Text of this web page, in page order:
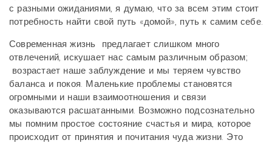
с разными ожиданиями, я думаю, что за всем этим стоит
потребность найти свой путь «домой», путь к самим себе.
Современная жизнь предлагает слишком много
отвлечений, искушает нас самым различным образом;
возрастает наше заблуждение и мы теряем чувство
баланса и покоя. Маленькие проблемы становятся
огромными и наши взаимоотношения и связи
оказываются расшатанными. Возможно подсознательно
мы помним простое состояние счастья и мира, которое
происходит от принятия и почитания чуда жизни. Это